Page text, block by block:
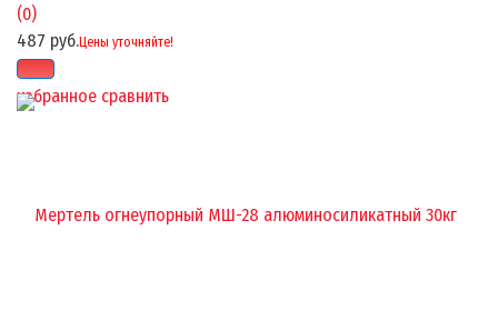
избранное сравнить
(0)
487 руб.Цены уточняйте!